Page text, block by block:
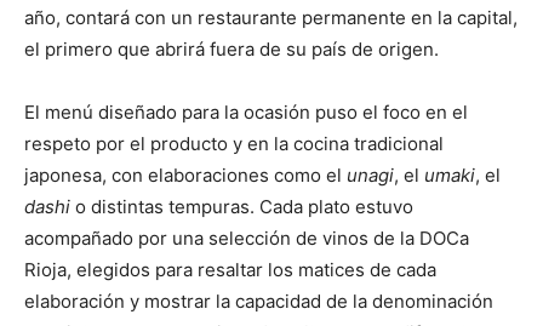
año, contará con un restaurante permanente en la capital,
el primero que abrirá fuera de su país de origen.
El menú diseñado para la ocasión puso el foco en el
respeto por el producto y en la cocina tradicional
japonesa, con elaboraciones como el unagi, el umaki, el
dashi o distintas tempuras. Cada plato estuvo
acompañado por una selección de vinos de la DOCa
Rioja, elegidos para resaltar los matices de cada
elaboración y mostrar la capacidad de la denominación